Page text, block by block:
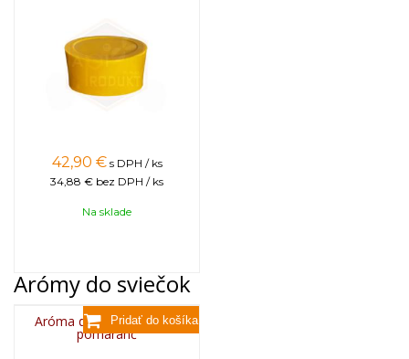
42,90 € s DPH / ks
34,88 € bez DPH / ks
Na sklade
Arómy do sviečok
Aróma do sviečok, 25g -
pomaranč